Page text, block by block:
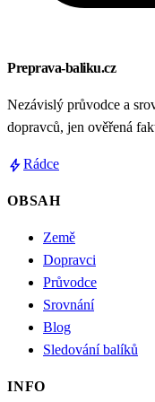
Preprava-baliku.cz
Nezávislý průvodce a
dopravců, jen ověřená
boltRádce
OBSAH
Země
Dopravci
Průvodce
Srovnání
Blog
Sledování balíků
INFO